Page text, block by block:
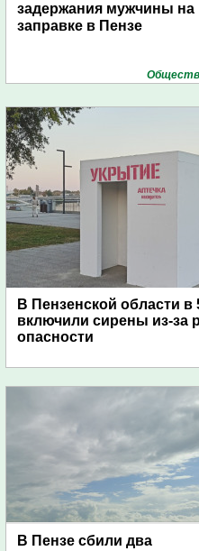
задержания мужчины на
заправке в Пензе
В Пензенской области в
включили сирены из-за
опасности
В Пензе сбили два